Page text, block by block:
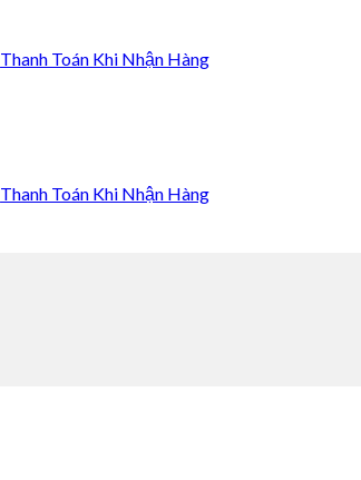
Thanh Toán Khi Nhận Hàng
Thanh Toán Khi Nhận Hàng